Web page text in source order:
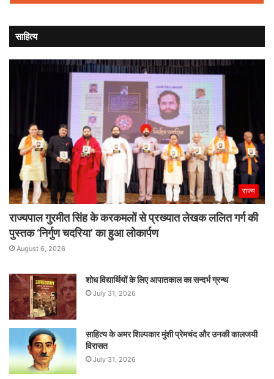
साहित्य
राज्य
राज्यपाल गुरमीत सिंह के करकमलों से प्रख्यात लेखक ललित गर्ग की
पुस्तक ‘निर्गुण चदरिया’ का हुआ लोकार्पण
August 6, 2026
शोध विद्यार्थियों के लिए आपातकाल का सन्दर्भ ग्रन्थ
July 31, 2026
साहित्य के अमर शिल्पकार मुंशी प्रेमचंद और उनकी कालजयी
विरासत
July 31, 2026